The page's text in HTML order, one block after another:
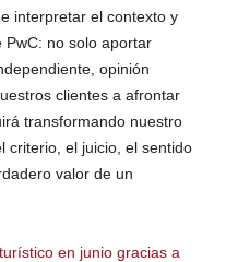
interpretar el contexto y
PwC: no solo aportar
opinión
clientes a afrontar
transformando nuestro
criterio, el juicio, el sentido
valor de un
en junio gracias a